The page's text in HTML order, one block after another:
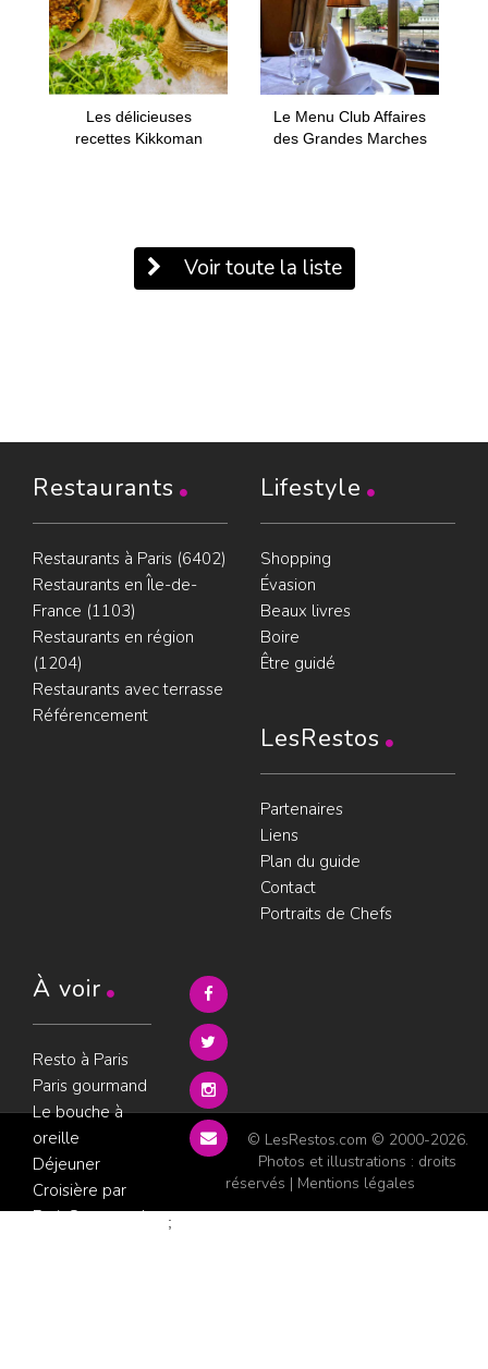
Les délicieuses
recettes Kikkoman
Le Menu Club Affaires
des Grandes Marches
Voir toute la liste
Restaurants
Restaurants à Paris (6402)
Restaurants en Île-de-
France (1103)
Restaurants en région
(1204)
Restaurants avec terrasse
Référencement
Lifestyle
Shopping
Évasion
Beaux livres
Boire
Être guidé
LesRestos
Partenaires
Liens
Plan du guide
Contact
Portraits de Chefs
À voir
Resto à Paris
Paris gourmand
Le bouche à
oreille
Déjeuner
Croisière par
ParisGourmand
© LesRestos.com © 2000-2026.
Photos et illustrations : droits
réservés | Mentions légales
;